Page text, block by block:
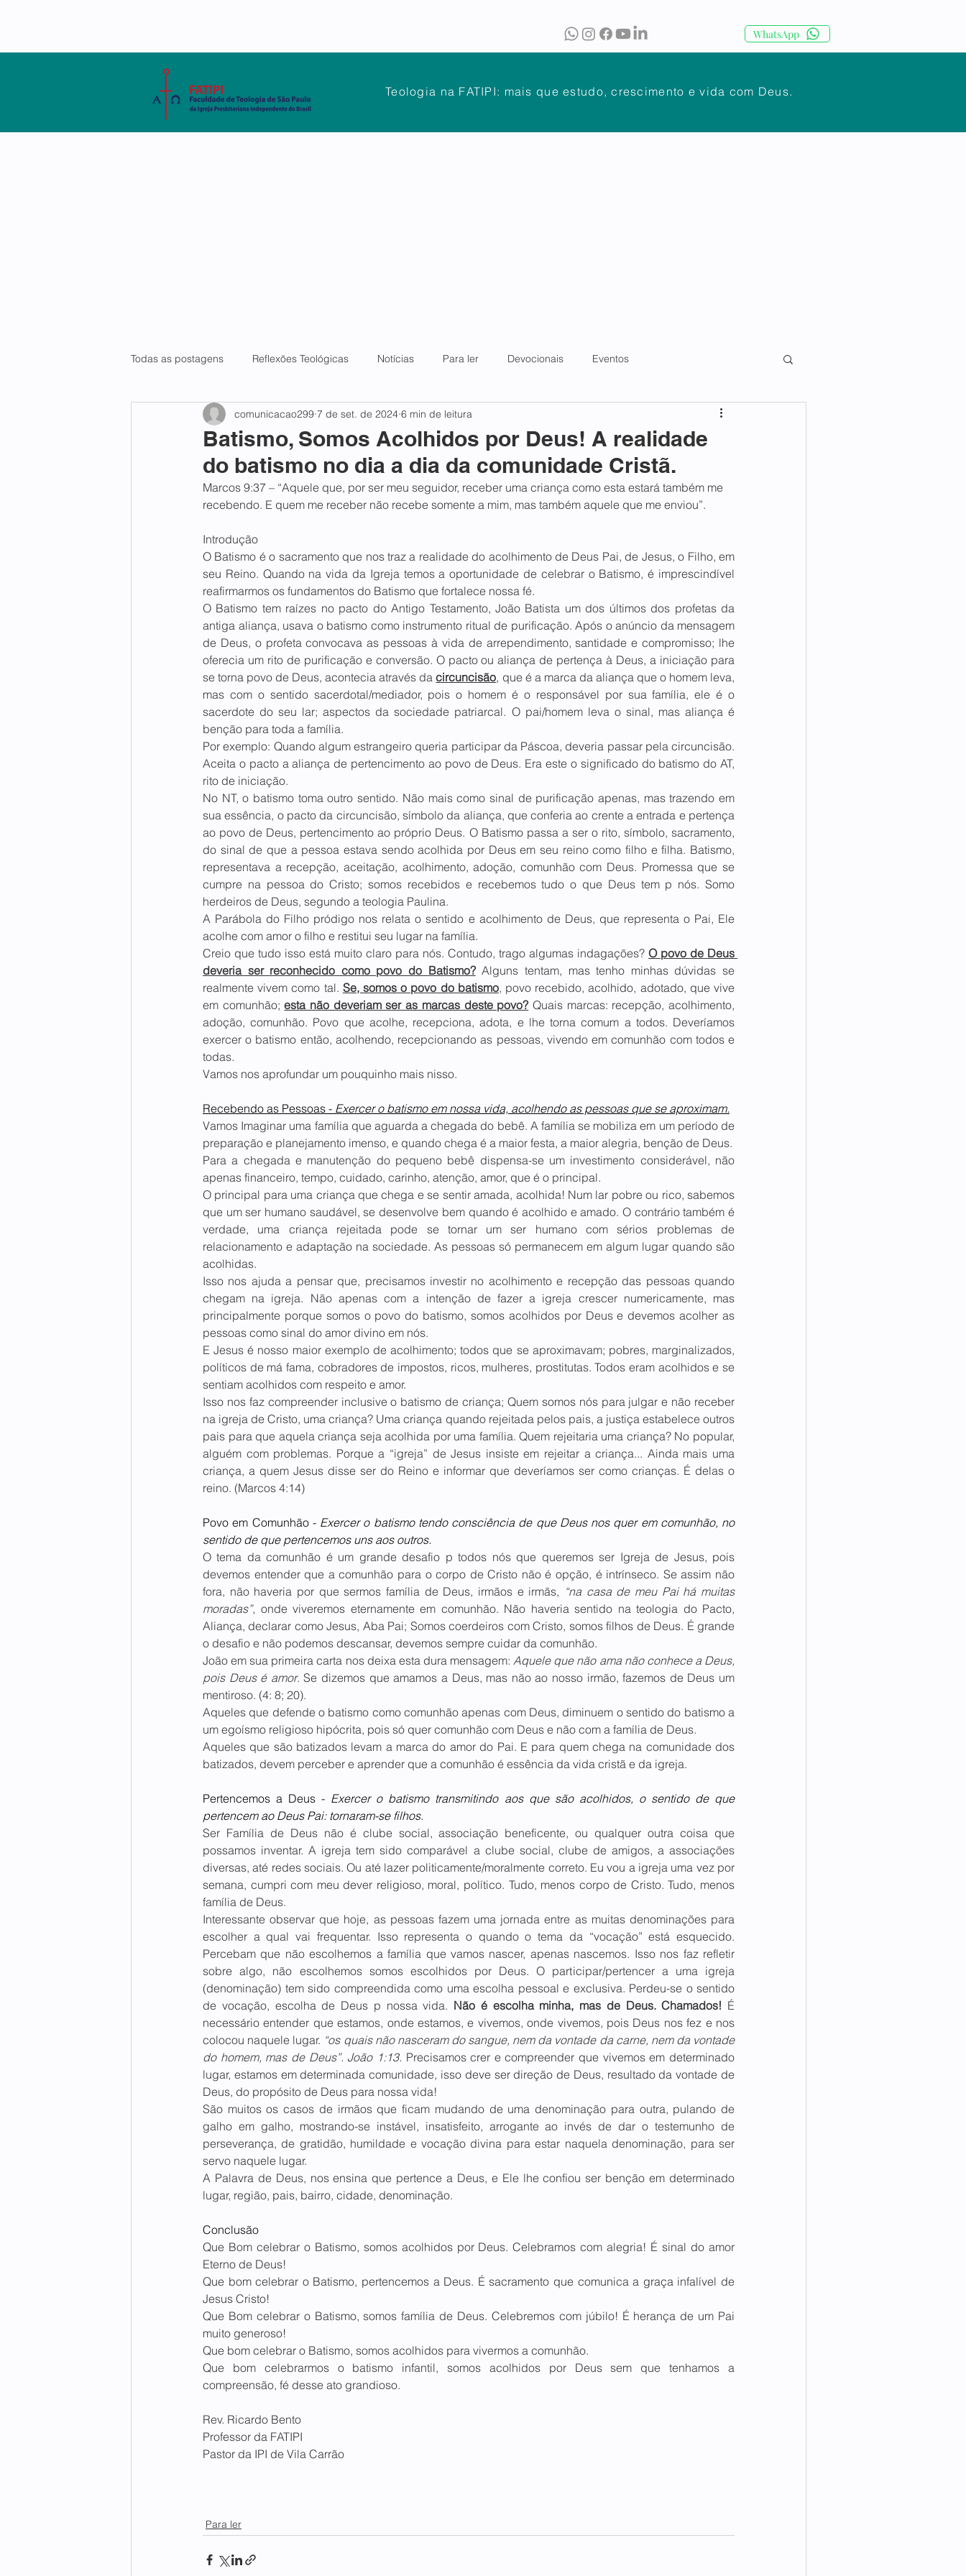
WhatsApp
Teologia na FATIPI: mais que estudo, crescimento e vida com Deus.
Todas as postagens Reflexões Teológicas Notícias Para ler Devocionais Eventos
Batismo, Somos Acolhidos por Deus! A realidade
do batismo no dia a dia da comunidade Cristã.
comunicacao299 7 de set. de 2024 6 min de leitura
Marcos 9:37 – “Aquele que, por ser meu seguidor, receber uma criança como esta estará também me
recebendo. E quem me receber não recebe somente a mim, mas também aquele que me enviou”.
Introdução
O Batismo é o sacramento que nos traz a realidade do acolhimento de Deus Pai, de Jesus, o Filho, em
seu Reino. Quando na vida da Igreja temos a oportunidade de celebrar o Batismo, é imprescindível
reafirmarmos os fundamentos do Batismo que fortalece nossa fé.
O Batismo tem raízes no pacto do Antigo Testamento, João Batista um dos últimos dos profetas da
antiga aliança, usava o batismo como instrumento ritual de purificação. Após o anúncio da mensagem
de Deus, o profeta convocava as pessoas à vida de arrependimento, santidade e compromisso; lhe
oferecia um rito de purificação e conversão. O pacto ou aliança de pertença à Deus, a iniciação para
se torna povo de Deus, acontecia através da circuncisão, que é a marca da aliança que o homem leva,
mas com o sentido sacerdotal/mediador, pois o homem é o responsável por sua família, ele é o
sacerdote do seu lar; aspectos da sociedade patriarcal. O pai/homem leva o sinal, mas aliança é
benção para toda a família.
Por exemplo: Quando algum estrangeiro queria participar da Páscoa, deveria passar pela circuncisão.
Aceita o pacto a aliança de pertencimento ao povo de Deus. Era este o significado do batismo do AT,
rito de iniciação.
No NT, o batismo toma outro sentido. Não mais como sinal de purificação apenas, mas trazendo em
sua essência, o pacto da circuncisão, símbolo da aliança, que conferia ao crente a entrada e pertença
ao povo de Deus, pertencimento ao próprio Deus. O Batismo passa a ser o rito, símbolo, sacramento,
do sinal de que a pessoa estava sendo acolhida por Deus em seu reino como filho e filha. Batismo,
representava a recepção, aceitação, acolhimento, adoção, comunhão com Deus. Promessa que se
cumpre na pessoa do Cristo; somos recebidos e recebemos tudo o que Deus tem p nós. Somo
herdeiros de Deus, segundo a teologia Paulina.
A Parábola do Filho pródigo nos relata o sentido e acolhimento de Deus, que representa o Pai, Ele
acolhe com amor o filho e restitui seu lugar na família.
Creio que tudo isso está muito claro para nós. Contudo, trago algumas indagações? O povo de Deus
deveria ser reconhecido como povo do Batismo? Alguns tentam, mas tenho minhas dúvidas se
realmente vivem como tal. Se, somos o povo do batismo, povo recebido, acolhido, adotado, que vive
em comunhão; esta não deveriam ser as marcas deste povo? Quais marcas: recepção, acolhimento,
adoção, comunhão. Povo que acolhe, recepciona, adota, e lhe torna comum a todos. Deveríamos
exercer o batismo então, acolhendo, recepcionando as pessoas, vivendo em comunhão com todos e
todas.
Vamos nos aprofundar um pouquinho mais nisso.
Recebendo as Pessoas - Exercer o batismo em nossa vida, acolhendo as pessoas que se aproximam.
Vamos Imaginar uma família que aguarda a chegada do bebê. A família se mobiliza em um período de
preparação e planejamento imenso, e quando chega é a maior festa, a maior alegria, benção de Deus.
Para a chegada e manutenção do pequeno bebê dispensa-se um investimento considerável, não
apenas financeiro, tempo, cuidado, carinho, atenção, amor, que é o principal.
O principal para uma criança que chega e se sentir amada, acolhida! Num lar pobre ou rico, sabemos
que um ser humano saudável, se desenvolve bem quando é acolhido e amado. O contrário também é
verdade, uma criança rejeitada pode se tornar um ser humano com sérios problemas de
relacionamento e adaptação na sociedade. As pessoas só permanecem em algum lugar quando são
acolhidas.
Isso nos ajuda a pensar que, precisamos investir no acolhimento e recepção das pessoas quando
chegam na igreja. Não apenas com a intenção de fazer a igreja crescer numericamente, mas
principalmente porque somos o povo do batismo, somos acolhidos por Deus e devemos acolher as
pessoas como sinal do amor divino em nós.
E Jesus é nosso maior exemplo de acolhimento; todos que se aproximavam; pobres, marginalizados,
políticos de má fama, cobradores de impostos, ricos, mulheres, prostitutas. Todos eram acolhidos e se
sentiam acolhidos com respeito e amor.
Isso nos faz compreender inclusive o batismo de criança; Quem somos nós para julgar e não receber
na igreja de Cristo, uma criança? Uma criança quando rejeitada pelos pais, a justiça estabelece outros
pais para que aquela criança seja acolhida por uma família. Quem rejeitaria uma criança? No popular,
alguém com problemas. Porque a “igreja” de Jesus insiste em rejeitar a criança... Ainda mais uma
criança, a quem Jesus disse ser do Reino e informar que deveríamos ser como crianças. É delas o
reino. (Marcos 4:14)
Povo em Comunhão - Exercer o batismo tendo consciência de que Deus nos quer em comunhão, no
sentido de que pertencemos uns aos outros.
O tema da comunhão é um grande desafio p todos nós que queremos ser Igreja de Jesus, pois
devemos entender que a comunhão para o corpo de Cristo não é opção, é intrínseco. Se assim não
fora, não haveria por que sermos família de Deus, irmãos e irmãs, “na casa de meu Pai há muitas
moradas”, onde viveremos eternamente em comunhão. Não haveria sentido na teologia do Pacto,
Aliança, declarar como Jesus, Aba Pai; Somos coerdeiros com Cristo, somos filhos de Deus. É grande
o desafio e não podemos descansar, devemos sempre cuidar da comunhão.
João em sua primeira carta nos deixa esta dura mensagem: Aquele que não ama não conhece a Deus,
pois Deus é amor. Se dizemos que amamos a Deus, mas não ao nosso irmão, fazemos de Deus um
mentiroso. (4: 8; 20).
Aqueles que defende o batismo como comunhão apenas com Deus, diminuem o sentido do batismo a
um egoísmo religioso hipócrita, pois só quer comunhão com Deus e não com a família de Deus.
Aqueles que são batizados levam a marca do amor do Pai. E para quem chega na comunidade dos
batizados, devem perceber e aprender que a comunhão é essência da vida cristã e da igreja.
Pertencemos a Deus - Exercer o batismo transmitindo aos que são acolhidos, o sentido de que
pertencem ao Deus Pai: tornaram-se filhos.
Ser Família de Deus não é clube social, associação beneficente, ou qualquer outra coisa que
possamos inventar. A igreja tem sido comparável a clube social, clube de amigos, a associações
diversas, até redes sociais. Ou até lazer politicamente/moralmente correto. Eu vou a igreja uma vez por
semana, cumpri com meu dever religioso, moral, político. Tudo, menos corpo de Cristo. Tudo, menos
família de Deus.
Interessante observar que hoje, as pessoas fazem uma jornada entre as muitas denominações para
escolher a qual vai frequentar. Isso representa o quando o tema da “vocação” está esquecido.
Percebam que não escolhemos a família que vamos nascer, apenas nascemos. Isso nos faz refletir
sobre algo, não escolhemos somos escolhidos por Deus. O participar/pertencer a uma igreja
(denominação) tem sido compreendida como uma escolha pessoal e exclusiva. Perdeu-se o sentido
de vocação, escolha de Deus p nossa vida. Não é escolha minha, mas de Deus. Chamados! É
necessário entender que estamos, onde estamos, e vivemos, onde vivemos, pois Deus nos fez e nos
colocou naquele lugar. “os quais não nasceram do sangue, nem da vontade da carne, nem da vontade
do homem, mas de Deus”. João 1:13. Precisamos crer e compreender que vivemos em determinado
lugar, estamos em determinada comunidade, isso deve ser direção de Deus, resultado da vontade de
Deus, do propósito de Deus para nossa vida!
São muitos os casos de irmãos que ficam mudando de uma denominação para outra, pulando de
galho em galho, mostrando-se instável, insatisfeito, arrogante ao invés de dar o testemunho de
perseverança, de gratidão, humildade e vocação divina para estar naquela denominação, para ser
servo naquele lugar.
A Palavra de Deus, nos ensina que pertence a Deus, e Ele lhe confiou ser benção em determinado
lugar, região, pais, bairro, cidade, denominação.
Conclusão
Que Bom celebrar o Batismo, somos acolhidos por Deus. Celebramos com alegria! É sinal do amor
Eterno de Deus!
Que bom celebrar o Batismo, pertencemos a Deus. É sacramento que comunica a graça infalível de
Jesus Cristo!
Que Bom celebrar o Batismo, somos família de Deus. Celebremos com júbilo! É herança de um Pai
muito generoso!
Que bom celebrar o Batismo, somos acolhidos para vivermos a comunhão.
Que bom celebrarmos o batismo infantil, somos acolhidos por Deus sem que tenhamos a
compreensão, fé desse ato grandioso.
Rev. Ricardo Bento
Professor da FATIPI
Pastor da IPI de Vila Carrão
Para ler